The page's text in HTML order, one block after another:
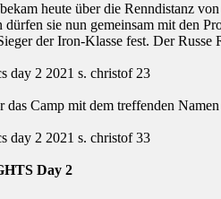
heute über die Renndistanz
dürfen sie nun gemeinsam mit den
der Iron-Klasse fest. Der
das Camp mit dem treffenden Namen
Day 2